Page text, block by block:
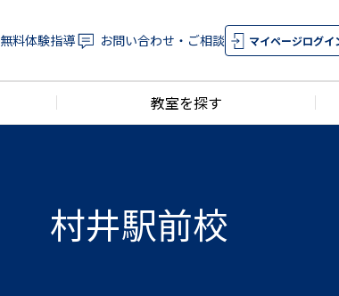
無料体験指導 お問い合わせ・ご相談 マイページログイ
教室を探す
村井駅前校